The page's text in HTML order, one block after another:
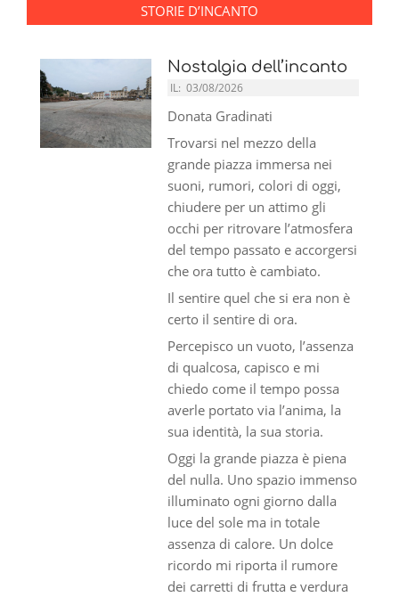
STORIE D’INCANTO
Nostalgia dell’incanto
IL: 03/08/2026
Donata Gradinati
Trovarsi nel mezzo della
grande piazza immersa nei
suoni, rumori, colori di oggi,
chiudere per un attimo gli
occhi per ritrovare l’atmosfera
del tempo passato e accorgersi
che ora tutto è cambiato.
Il sentire quel che si era non è
certo il sentire di ora.
Percepisco un vuoto, l’assenza
di qualcosa, capisco e mi
chiedo come il tempo possa
averle portato via l’anima, la
sua identità, la sua storia.
Oggi la grande piazza è piena
del nulla. Uno spazio immenso
illuminato ogni giorno dalla
luce del sole ma in totale
assenza di calore. Un dolce
ricordo mi riporta il rumore
dei carretti di frutta e verdura